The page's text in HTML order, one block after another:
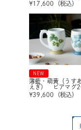
¥17,600 （税込）
NEW
薄藍・萌黄（うす
えぎ） ビアマグ2
¥39,600 （税込）